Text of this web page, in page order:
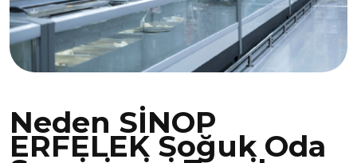
Neden SİNOP
ERFELEK Soğuk Oda